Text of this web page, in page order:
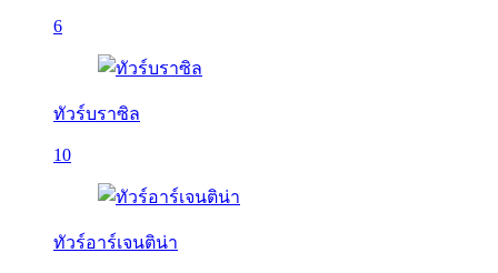
6
ทัวร์บราซิล
10
ทัวร์อาร์เจนติน่า